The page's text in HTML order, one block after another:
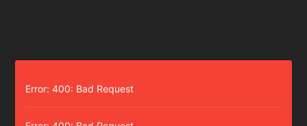
Error: 400: Bad Request